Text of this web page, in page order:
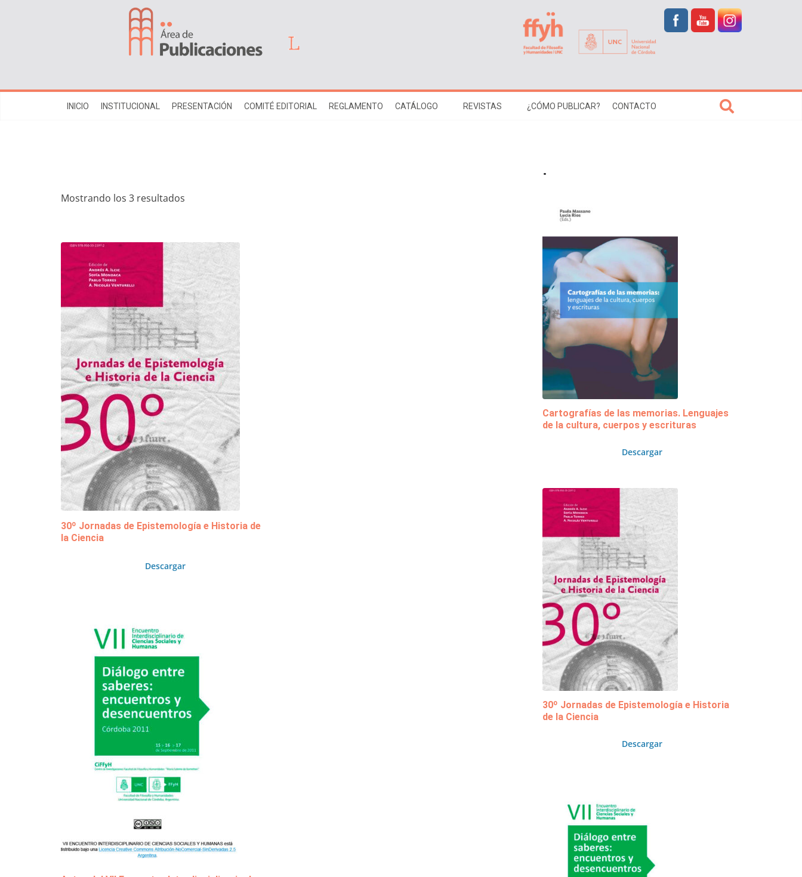
INICIO INSTITUCIONAL PRESENTACIÓN COMITÉ EDITORIAL REGLAMENTO CATÁLOGO REVISTAS ¿CÓMO PUBLICAR? CONTACTO
Mostrando los 3 resultados
30º Jornadas de Epistemología e Historia de
la Ciencia
Descargar
.
Cartografías de las memorias. Lenguajes
de la cultura, cuerpos y escrituras
Descargar
30º Jornadas de Epistemología e Historia
de la Ciencia
Descargar